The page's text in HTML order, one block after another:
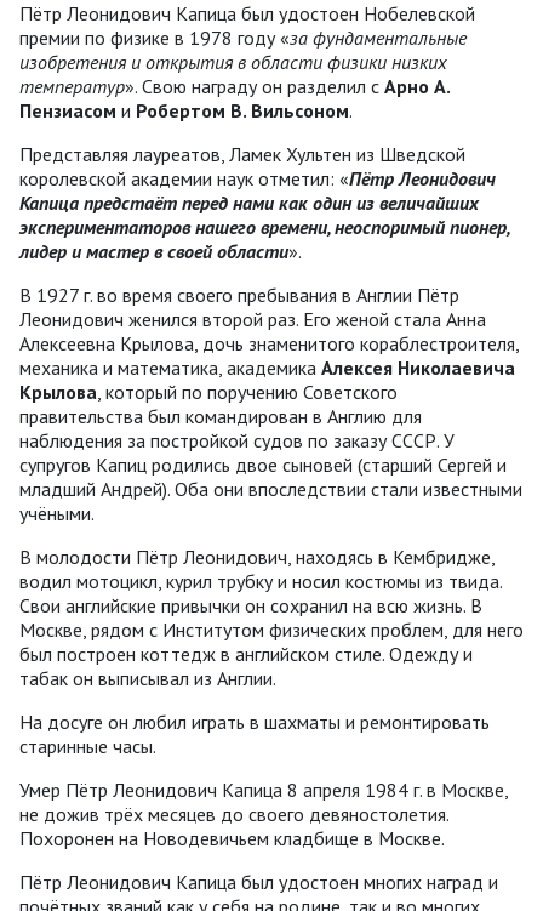
Пётр Леонидович Капица был удостоен Нобелевской
премии по физике в 1978 году «за фундаментальные
изобретения и открытия в области физики низких
температур». Свою награду он разделил с Арно А.
Пензиасом и Робертом В. Вильсоном.
Представляя лауреатов, Ламек Хультен из Шведской
королевской академии наук отметил: «Пётр Леонидович
Капица предстаёт перед нами как один из величайших
экспериментаторов нашего времени, неоспоримый пионер,
лидер и мастер в своей области».
В 1927 г. во время своего пребывания в Англии Пётр
Леонидович женился второй раз. Его женой стала Анна
Алексеевна Крылова, дочь знаменитого кораблестроителя,
механика и математика, академика Алексея Николаевича
Крылова, который по поручению Советского
правительства был командирован в Англию для
наблюдения за постройкой судов по заказу СССР. У
супругов Капиц родились двое сыновей (старший Сергей и
младший Андрей). Оба они впоследствии стали известными
учёными.
В молодости Пётр Леонидович, находясь в Кембридже,
водил мотоцикл, курил трубку и носил костюмы из твида.
Свои английские привычки он сохранил на всю жизнь. В
Москве, рядом с Институтом физических проблем, для него
был построен коттедж в английском стиле. Одежду и
табак он выписывал из Англии.
На досуге он любил играть в шахматы и ремонтировать
старинные часы.
Умер Пётр Леонидович Капица 8 апреля 1984 г. в Москве,
не дожив трёх месяцев до своего девяностолетия.
Похоронен на Новодевичьем кладбище в Москве.
Пётр Леонидович Капица был удостоен многих наград и